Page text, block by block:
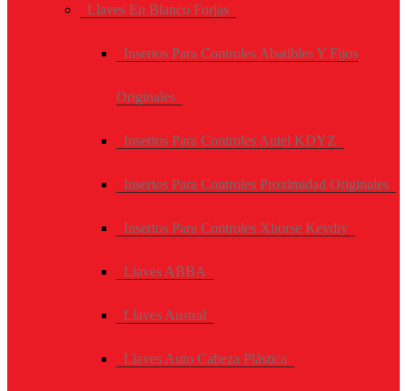
Llaves En Blanco Forjas
Insertos Para Controles Abatibles Y Fijos
Originales
Insertos Para Controles Autel KDYZ
Insertos Para Controles Proximidad Originales
Insertos Para Controles Xhorse Keydiy
Llaves ABBA
Llaves Austral
Llaves Auto Cabeza Plástica